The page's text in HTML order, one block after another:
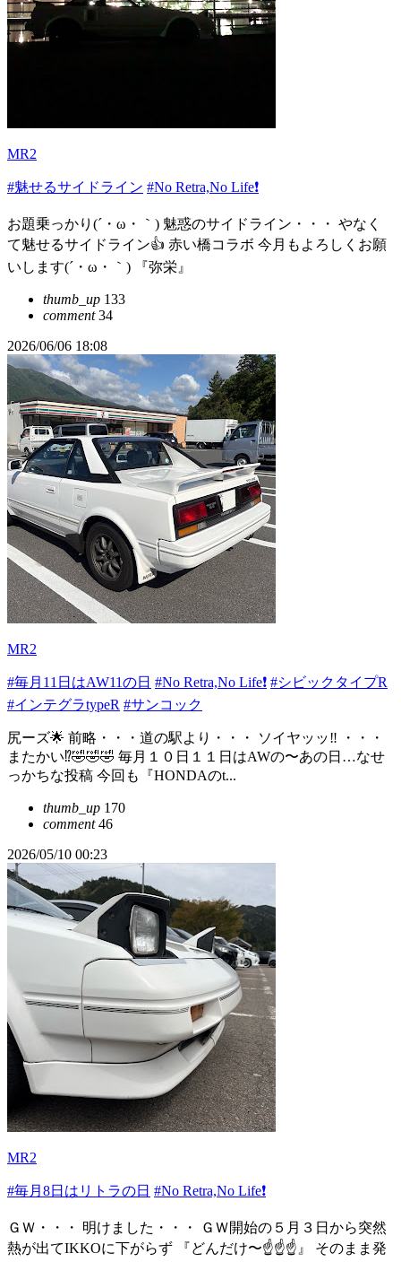
MR2
#魅せるサイドライン #No Retra,No Life❗️
お題乗っかり(´・ω・｀) 魅惑のサイドライン・・・ やなく
て魅せるサイドライン👍 赤い橋コラボ 今月もよろしくお願
いします(´・ω・｀) 『弥栄』
thumb_up 133
comment34
2026/06/06 18:08
MR2
#毎月11日はAW11の日 #No Retra,No Life❗️ #シビックタイプR
#インテグラtypeR #サンコック
尻ーズ🌟 前略・・・道の駅より・・・ ソイヤッッ‼️ ・・・
またかい⁉️🤣🤣🤣 毎月１０日１１日はAWの〜あの日…なせ
っかちな投稿 今回も『HONDAのt...
thumb_up 170
comment46
2026/05/10 00:23
MR2
#毎月8日はリトラの日 #No Retra,No Life❗️
ＧＷ・・・ 明けました・・・ ＧＷ開始の５月３日から突然
熱が出てIKKOに下がらず 『どんだけ〜☝️☝️☝️』 そのまま発